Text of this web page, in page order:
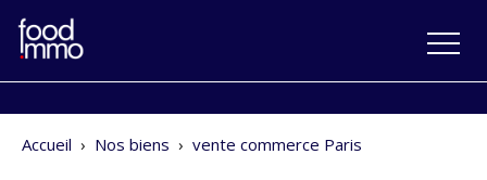
Accueil › Nos biens › vente commerce Paris